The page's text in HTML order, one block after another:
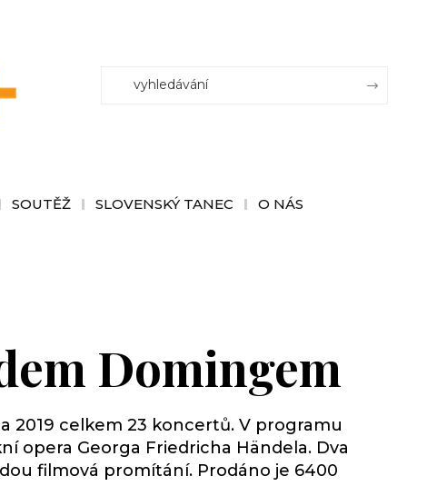
SOUTĚŽ SLOVENSKÝ TANEC O NÁS
Domingem
2019 celkem 23 koncertů. V programu
opera Georga Friedricha Händela. Dva
filmová promítání. Prodáno je 6400